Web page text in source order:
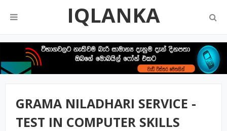
IQLANKA
GRAMA NILADHARI SERVICE -
TEST IN COMPUTER SKILLS